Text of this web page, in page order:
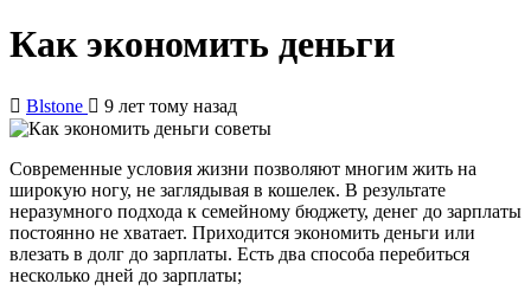
Как экономить деньги
Blstone 9 лет тому назад
Современные условия жизни позволяют многим жить на
широкую ногу, не заглядывая в кошелек. В результате
неразумного подхода к семейному бюджету, денег до зарплаты
постоянно не хватает. Приходится экономить деньги или
влезать в долг до зарплаты. Есть два способа перебиться
несколько дней до зарплаты;